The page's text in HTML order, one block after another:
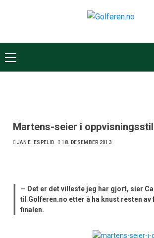
Martens-seier i oppvisningsstil
JAN E. ESPELID 18. DESEMBER 2013
— Det er det villeste jeg har gjort, sier
til Golferen.no etter å ha knust resten
finalen.